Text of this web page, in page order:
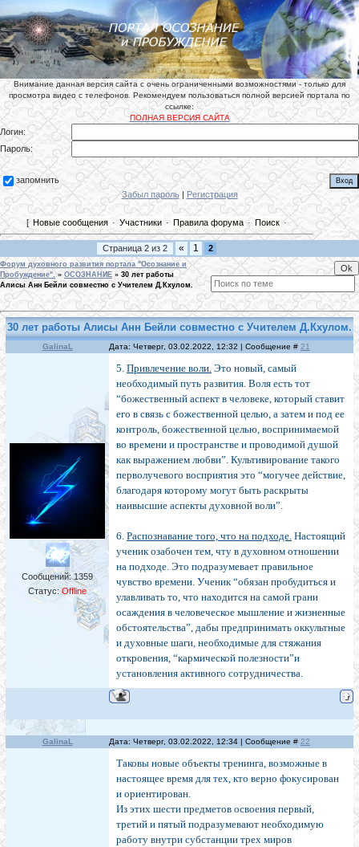
Внимание данная версия сайта с очень ограниченными возможностями - только для
просмотра видео с телефонов. Рекомендуем пользоваться полной версией портала по
ссылке:
ПОЛНАЯ ВЕРСИЯ САЙТА
Логин:
Пароль:
запомнить
Забыл пароль| Регистрация
[ Новые сообщения · Участники · Правила форума · Поиск·
Страница 2 из 2 « 1 2
Форум духовного развития портала "Осознание и
Пробуждение". » ОСОЗНАНИЕ » 30 лет работы
Алисы Анн Бейли совместно с Учителем Д.Кхулом.
30 лет работы Алисы Анн Бейли совместно с Учителем Д.Кхулом.
GalinaL Дата: Четверг, 03.02.2022, 12:32 | Сообщение # 21
Сообщений:1359
Статус:Offline
5. Привлечение воли. Это новый, самый
необходимый путь развития. Воля есть тот
“божественный аспект в человеке, который ставит
его в связь с божественной целью, а затем и под ее
контроль, божественной целью, воспринимаемой
во времени и пространстве и проводимой душой
как выражением любви”. Культивирование такого
перволучевого восприятия это “могучее действие,
благодаря которому могут быть раскрыты
наивысшие аспекты духовной воли”.
6. Распознавание того, что на подходе. Настоящий
ученик озабочен тем, чту в духовном отношении
на подходе. Это подразумевает правильное
чувство времени. Ученик “обязан пробудиться и
улавливать то, что находится на самой грани
осаждения в человеческое мышление и жизненные
обстоятельства”, дабы предпринимать оккультные
и духовные шаги, необходимые для стяжания
откровения, “кармической полезности”и
установления активного сотрудничества.
GalinaL Дата: Четверг, 03.02.2022, 12:34 | Сообщение # 22
Таковы новые объекты тренинга, возможные в
настоящее время для тех, кто верно фокусирован
и ориентирован.
Из этих шести предметов освоения первый,
третий и пятый подразумевают необходимую
работу внутри субстанции трех миров